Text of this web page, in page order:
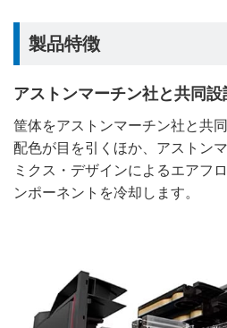
製品特徴
アストンマーチン社と共同
筐体をアストンマーチン社と共
配色が目を引くほか、アストン
ミクス・デザインによるエアフ
ンポーネントを冷却します。